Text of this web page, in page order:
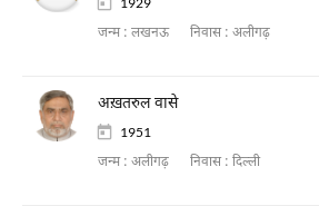
जन्म : लखनऊ निवास : अलीगढ़
अख़तरुल वासे
1951
जन्म : अलीगढ़ निवास : दिल्ली